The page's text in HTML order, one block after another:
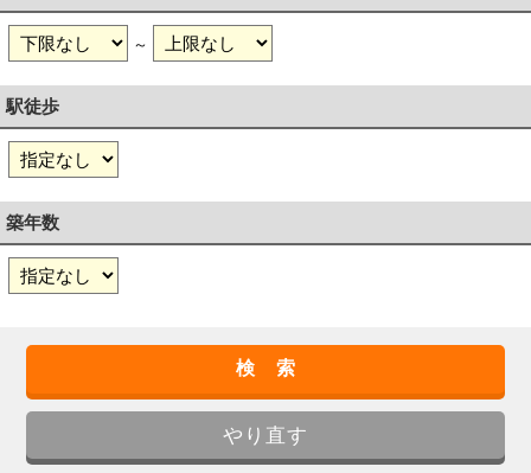
～
駅徒歩
築年数